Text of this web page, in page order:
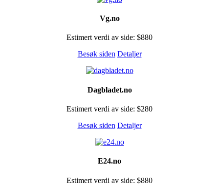
Vg.no
Estimert verdi av side: $880
Besøk siden Detaljer
Dagbladet.no
Estimert verdi av side: $280
Besøk siden Detaljer
E24.no
Estimert verdi av side: $880